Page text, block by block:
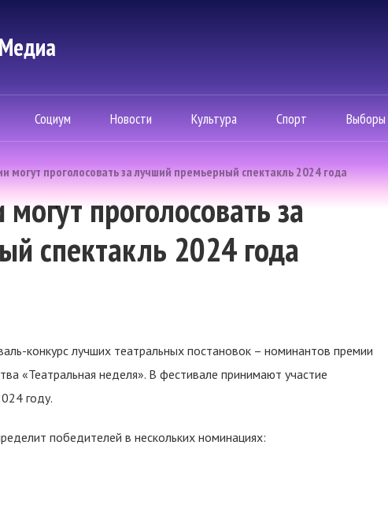
Социум Новости Культура Спорт Выборы
могут проголосовать за лучший премьерный спектакль 2024 года
проголосовать за
спектакль 2024 года
конкурс лучших театральных постановок – номинантов премии
«Театральная неделя». В фестивале принимают участие
году.
победителей в нескольких номинациях: